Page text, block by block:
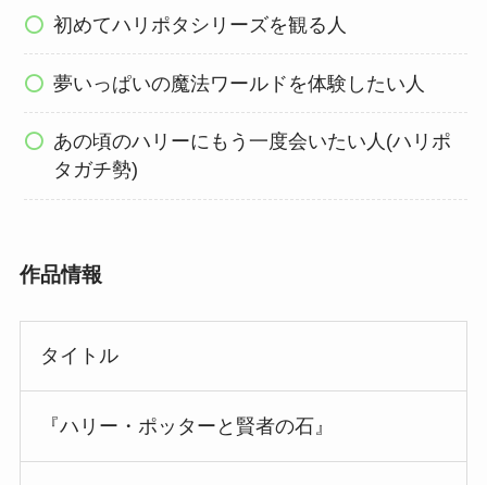
初めてハリポタシリーズを観る人
夢いっぱいの魔法ワールドを体験したい人
あの頃のハリーにもう一度会いたい人(ハリポ
タガチ勢)
作品情報
タイトル
『ハリー・ポッターと賢者の石』